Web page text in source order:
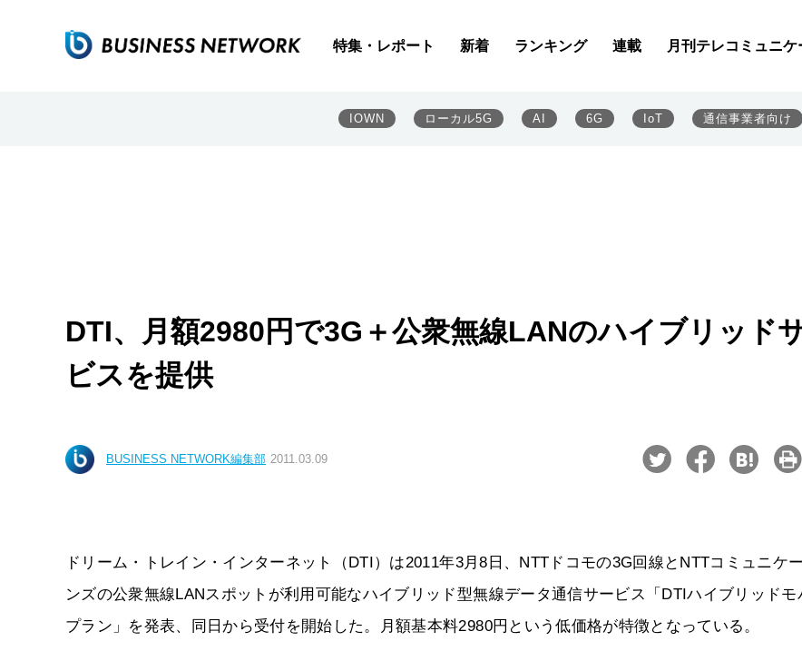
特集・レポート 新着 ランキング 連載 月刊テレコミュニケ
IOWN ローカル5G AI 6G IoT 通信事業者向け
DTI、月額2980円で3G＋公衆無線LANのハイブリッド
ビスを提供
BUSINESS NETWORK編集部 2011.03.09
ドリーム・トレイン・インターネット（DTI）は2011年3月8日、NTTドコモの3G回線とNTTコミュニケ
ンズの公衆無線LANスポットが利用可能なハイブリッド型無線データ通信サービス「DTIハイブリッドモ
プラン」を発表、同日から受付を開始した。月額基本料2980円という低価格が特徴となっている。